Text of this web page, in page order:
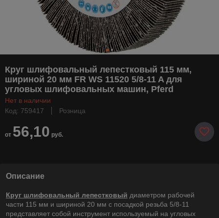
Круг шлифовальный лепестковый 115 мм,
шириной 20 мм FR WS 11520 5/8-11 A для
угловых шлифовальных машин, Pferd
Нет в наличии
Код: 759417
Розница
от 56,10 руб.
Описание
Круг шлифовальный лепестковый диаметром рабочей
части 115 мм и шириной 20 мм с посадкой резьба 5/8-11
представляет собой инструмент используемый на угловых